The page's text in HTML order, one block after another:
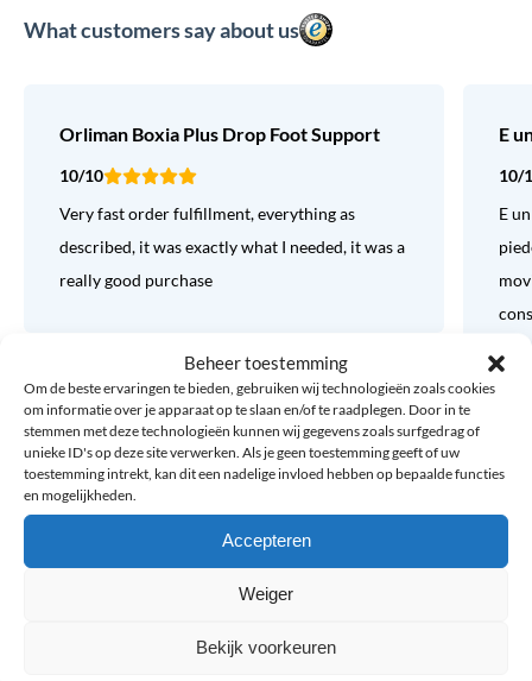
Beheer toestemming
Om de beste ervaringen te bieden, gebruiken wij technologieën zoals cookies
om informatie over je apparaat op te slaan en/of te raadplegen. Door in te
stemmen met deze technologieën kunnen wij gegevens zoals surfgedrag of
unieke ID's op deze site verwerken. Als je geen toestemming geeft of uw
toestemming intrekt, kan dit een nadelige invloed hebben op bepaalde functies
en mogelijkheden.
Accepteren
Weiger
Bekijk voorkeuren
What customers say about us
Orliman Boxia Plus Drop Foot Support
10/10
Very fast order fulfillment, everything as
described, it was exactly what I needed, it was a
really good purchase
E
10/
E
Leave a review